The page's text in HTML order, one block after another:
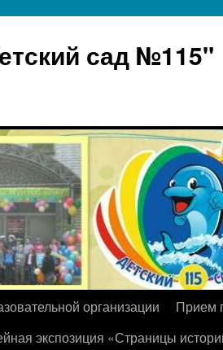
сад №115"
организации
Прием
экспозиция «Страницы